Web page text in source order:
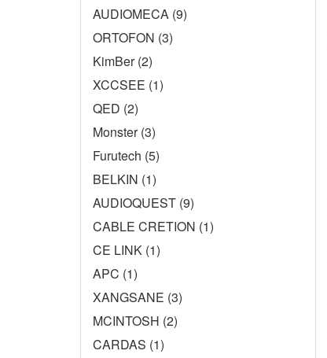
AUDIOMECA (9)
ORTOFON (3)
KimBer (2)
XCCSEE (1)
QED (2)
Monster (3)
Furutech (5)
BELKIN (1)
AUDIOQUEST (9)
CABLE CRETION (1)
CE LINK (1)
APC (1)
XANGSANE (3)
MCINTOSH (2)
CARDAS (1)